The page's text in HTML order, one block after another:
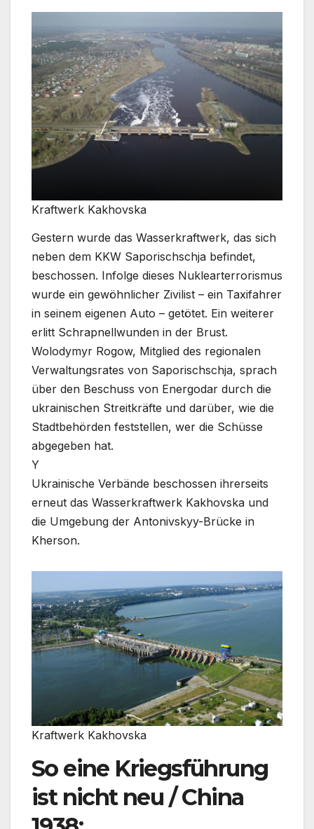
Kraftwerk Kakhovska
Gestern wurde das Wasserkraftwerk, das sich
neben dem KKW Saporischschja befindet,
beschossen. Infolge dieses Nuklearterrorismus
wurde ein gewöhnlicher Zivilist – ein Taxifahrer
in seinem eigenen Auto – getötet. Ein weiterer
erlitt Schrapnellwunden in der Brust.
Wolodymyr Rogow, Mitglied des regionalen
Verwaltungsrates von Saporischschja, sprach
über den Beschuss von Energodar durch die
ukrainischen Streitkräfte und darüber, wie die
Stadtbehörden feststellen, wer die Schüsse
abgegeben hat.
Y
Ukrainische Verbände beschossen ihrerseits
erneut das Wasserkraftwerk Kakhovska und
die Umgebung der Antonivskyy-Brücke in
Kherson.
Kraftwerk Kakhovska
So eine Kriegsführung
ist nicht neu / China